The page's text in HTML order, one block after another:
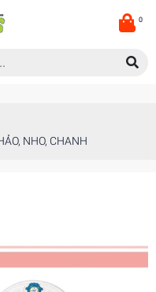
0
NHO, CHANH